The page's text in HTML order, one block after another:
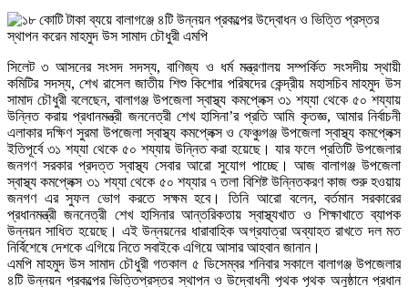
সিলেট ৩ আসনের সংসদ সদস্য, বাণিজ্য ও ধর্ম মন্ত্রণালয় সম্পর্কিত সংসদীয় স্থায়ী
কমিটির সদস্য, শেখ রাসেল জাতীয় শিশু কিশোর পরিষদের কেন্দ্রীয় মহাসচিব মাহমুদ উস
সামাদ চৌধুরী বলেছেন, বালাগঞ্জ উপজেলা স্বাস্থ্য কমপ্লেক্স ৩১ শয্যা থেকে ৫০ শয্যায়
উন্নিত করায় প্রধানমন্ত্রী জননেত্রী শেখ হাসিনা’র প্রতি আমি কৃতজ্ঞ, আমার নির্বাচনী
এলাকার দক্ষিণ সুরমা উপজেলা স্বাস্থ্য কমপ্লেক্স ও ফেঞ্চুগঞ্জ উপজেলা স্বাস্থ্য কমপ্লেক্স
ইতিপূর্বে ৩১ শয্যা থেকে ৫০ শয্যায় উন্নিত করা হয়েছে। যার ফলে প্রতিটি উপজেলার
জনগণ সরকার প্রদত্ত স্বাস্থ্য সেবার আরো সুযোগ পাচ্ছে। আজ বালাগঞ্জ উপজেলা
স্বাস্থ্য কমপ্লেক্স ৩১ শয্যা থেকে ৫০ শয্যার ৭ তলা বিশিষ্ট উন্নিতকরণ কাজ শুরু হওয়ায়
জনগণ এর সুফল ভোগ করতে সক্ষম হবে। তিনি আরো বলেন, বর্তমান সরকারের
প্রধানমন্ত্রী জননেত্রী শেখ হাসিনার আন্তরিকতায় স্বাস্থ্যখাত ও শিক্ষাখাতে ব্যাপক
উন্নয়ন সাধিত হয়েছে। এই উন্নয়নের ধারাবাহিক অগ্রযাত্রা অব্যাহত রাখতে দল মত
নির্বিশেষে দেশকে এগিয়ে নিতে সবাইকে এগিয়ে আসার আহবান জানান।
এমপি মাহমুদ উস সামাদ চৌধুরী গতকাল ৫ ডিসেম্বর শনিবার সকালে বালাগঞ্জ উপজেলার
৪টি উন্নয়ন প্রকল্পের ভিত্তিপ্রস্তর স্থাপন ও উদ্বোধনী পৃথক পৃথক অনুষ্ঠানে প্রধান